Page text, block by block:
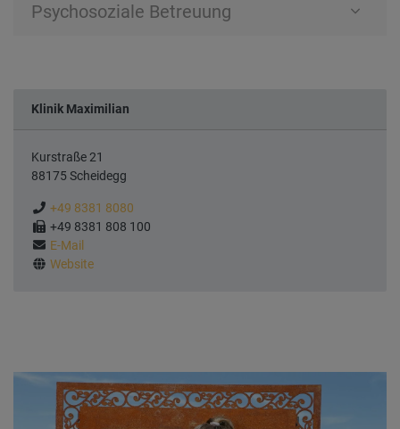
Psychosoziale Betreuung
Klinik Maximilian
Kurstraße 21
88175 Scheidegg
Tel.
+49 8381 8080
Fax
+49 8381 808 100
E-Mail
E-Mail
WWW
Website